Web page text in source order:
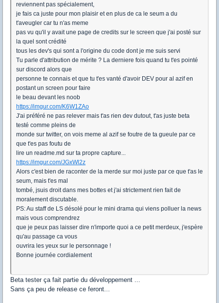
reviennent pas spécialement,
je fais ca juste pour mon plaisir et en plus de ca le seum a du
t'aveugler car tu n'as meme
pas vu qu'il y avait une page de credits sur le screen que j'ai posté sur
la quel sont crédité
tous les dev's qui sont a l'origine du code dont je me suis servi
Tu parle d'attribution de mérite ? La derniere fois quand tu t'es pointé
sur discord alors que
personne te connais et que tu t'es vanté d'avoir DEV pour al azif en
postant un screen pour faire
le beau devant les noob
https://imgur.com/K6W1ZAo
J'ai préféré ne pas relever mais t'as rien dev dutout, t'as juste beta
testé comme pleins de
monde sur twitter, on vois meme al azif se foutre de ta gueule par ce
que t'es pas foutu de
lire un readme.md sur ta propre capture...
https://imgur.com/JGxWl2z
Alors c'est bien de raconter de la merde sur moi juste par ce que t'as le
seum, mais t'es mal
tombé, jsuis droit dans mes bottes et j'ai strictement rien fait de
moralement discutable.
PS: Au staff de LS désolé pour le mini drama qui viens polluer la news
mais vous comprendrez
que je peux pas laisser dire n'importe quoi a ce petit merdeux, j'espère
qu'au passage ca vous
ouvrira les yeux sur le personnage !
Bonne journée cordialement
Beta tester ça fait partie du développement ...
Sans ça peu de release ce feront...